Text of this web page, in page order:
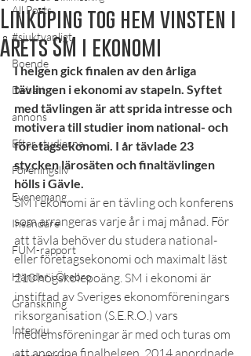
All Posts
#sjuktvanligt
Boende
Debatt
annons
Efter studierna
Föreningsliv
Evenemang
Insändare
FUM-rapport
Händer i Örebro
Granskning
Intervju
Linköping tog hem vinsten i
årets SM i ekonomi
I helgen gick finalen av den årliga
tävlingen i ekonomi av stapeln. Syftet
med tävlingen är att sprida intresse och
motivera till studier inom national- och
företagsekonomi. I år tävlade 23
stycken lärosäten och finaltävlingen
hölls i Gävle.
SM i ekonomi är en tävling och konferens
som arrangeras varje år i maj månad. För
att tävla behöver du studera national-
eller företagsekonomi och maximalt läst
210 högskolepoäng. SM i ekonomi är
instiftad av Sveriges ekonomföreningars
riksorganisation (S.E.R.O.) vars
medlemsföreningar är med och turas om
att anordna finalhelgen. 2014 anordnade